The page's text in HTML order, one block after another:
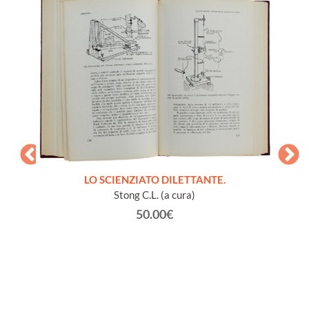
LO SCIENZIATO DILETTANTE.
Stong C.L. (a cura)
50.00€